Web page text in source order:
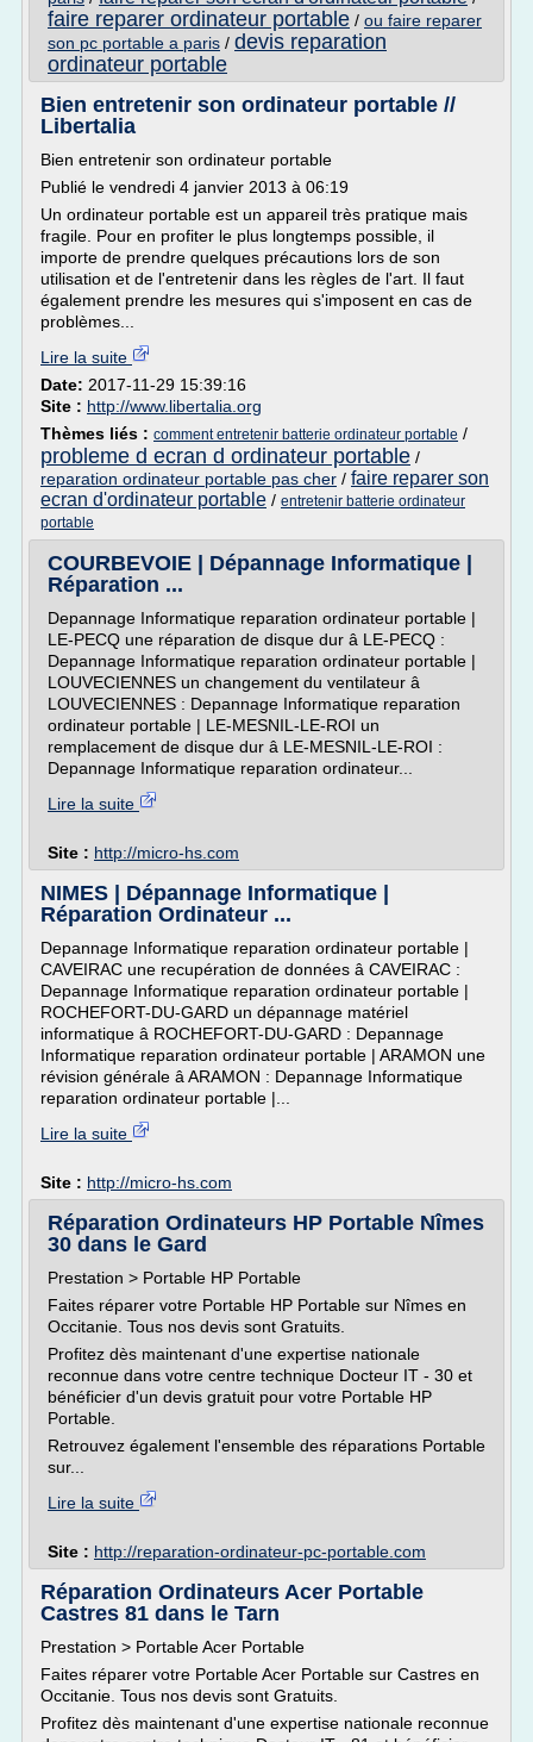
faire reparer ordinateur portable / ou faire reparer
son pc portable a paris / devis reparation
ordinateur portable
Bien entretenir son ordinateur portable //
Libertalia
Bien entretenir son ordinateur portable
Publié le vendredi 4 janvier 2013 à 06:19
Un ordinateur portable est un appareil très pratique mais
fragile. Pour en profiter le plus longtemps possible, il
importe de prendre quelques précautions lors de son
utilisation et de l'entretenir dans les règles de l'art. Il faut
également prendre les mesures qui s'imposent en cas de
problèmes...
Lire la suite
Date: 2017-11-29 15:39:16
Site : http://www.libertalia.org
Thèmes liés : comment entretenir batterie ordinateur portable /
probleme d ecran d ordinateur portable /
reparation ordinateur portable pas cher / faire reparer son
ecran d'ordinateur portable / entretenir batterie ordinateur
portable
COURBEVOIE | Dépannage Informatique |
Réparation ...
Depannage Informatique reparation ordinateur portable |
LE-PECQ une réparation de disque dur â LE-PECQ :
Depannage Informatique reparation ordinateur portable |
LOUVECIENNES un changement du ventilateur â
LOUVECIENNES : Depannage Informatique reparation
ordinateur portable | LE-MESNIL-LE-ROI un
remplacement de disque dur â LE-MESNIL-LE-ROI :
Depannage Informatique reparation ordinateur...
Lire la suite
Site : http://micro-hs.com
NIMES | Dépannage Informatique |
Réparation Ordinateur ...
Depannage Informatique reparation ordinateur portable |
CAVEIRAC une recupération de données â CAVEIRAC :
Depannage Informatique reparation ordinateur portable |
ROCHEFORT-DU-GARD un dépannage matériel
informatique â ROCHEFORT-DU-GARD : Depannage
Informatique reparation ordinateur portable | ARAMON une
révision générale â ARAMON : Depannage Informatique
reparation ordinateur portable |...
Lire la suite
Site : http://micro-hs.com
Réparation Ordinateurs HP Portable Nîmes
30 dans le Gard
Prestation > Portable HP Portable
Faites réparer votre Portable HP Portable sur Nîmes en
Occitanie. Tous nos devis sont Gratuits.
Profitez dès maintenant d'une expertise nationale
reconnue dans votre centre technique Docteur IT - 30 et
bénéficier d'un devis gratuit pour votre Portable HP
Portable.
Retrouvez également l'ensemble des réparations Portable
sur...
Lire la suite
Site : http://reparation-ordinateur-pc-portable.com
Réparation Ordinateurs Acer Portable
Castres 81 dans le Tarn
Prestation > Portable Acer Portable
Faites réparer votre Portable Acer Portable sur Castres en
Occitanie. Tous nos devis sont Gratuits.
Profitez dès maintenant d'une expertise nationale reconnue